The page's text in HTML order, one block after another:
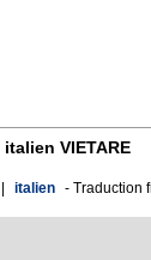
italien VIETARE
italien - Traduction